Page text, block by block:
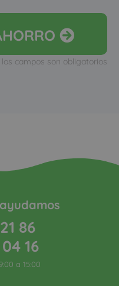
los campos son obligatorios
86
16
a 15:00